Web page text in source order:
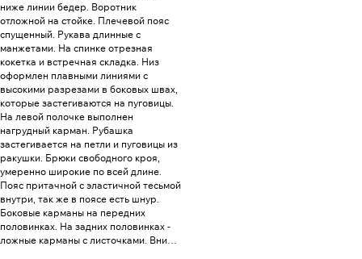
ниже линии бедер. Воротник
отложной на стойке. Плечевой пояс
спущенный. Рукава длинные с
манжетами. На спинке отрезная
кокетка и встречная складка. Низ
оформлен плавными линиями с
высокими разрезами в боковых швах,
которые застегиваются на пуговицы.
На левой полочке выполнен
нагрудный карман. Рубашка
застегивается на петли и пуговицы из
ракушки. Брюки свободного кроя,
умеренно широкие по всей длине.
Пояс притачной с эластичной тесьмой
внутри, так же в поясе есть шнур.
Боковые карманы на передних
половинках. На задних половинках -
ложные карманы с листочками. Внизу